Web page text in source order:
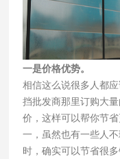
一是价格优势。
相信这么说很多人都
挡批发商那里订购大
价，这样可以帮你节
一，虽然也有一些人
时，确实可以节省很